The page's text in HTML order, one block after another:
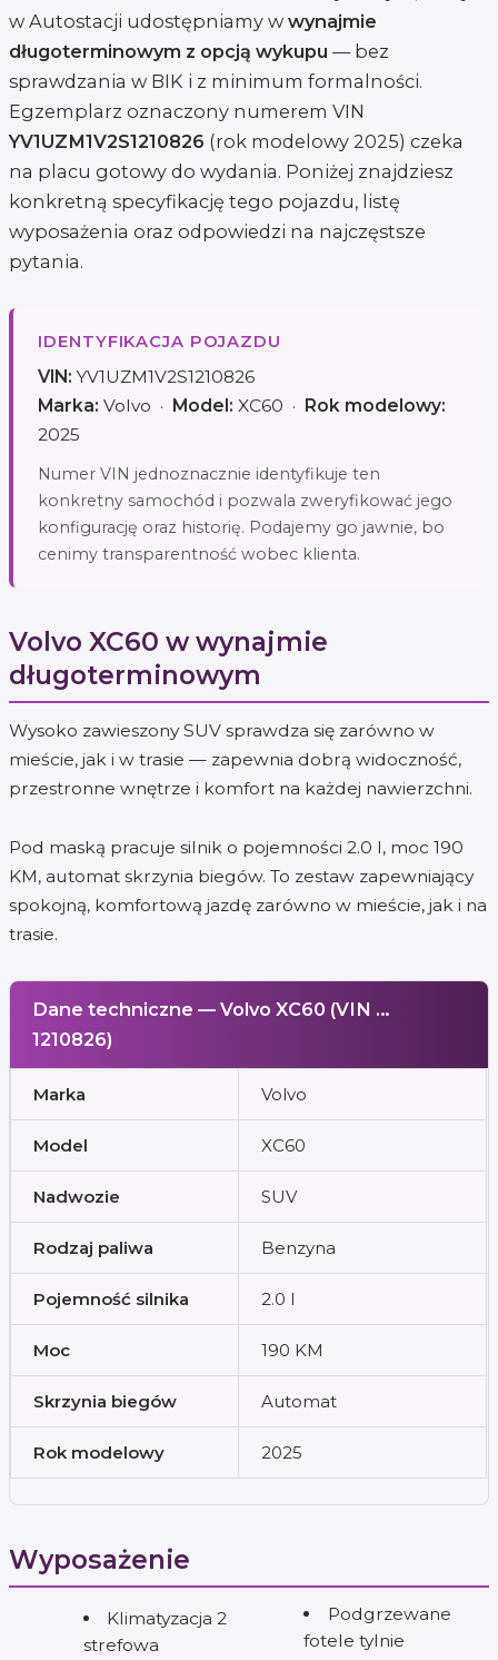
w Autostacji udostępniamy wwynajmie
długoterminowym z opcją wykupu — bez
sprawdzania w BIK i z minimum formalności.
Egzemplarz oznaczony numerem VIN
YV1UZM1V2S1210826 (rok modelowy 2025) czeka
na placu gotowy do wydania. Poniżej znajdziesz
konkretną specyfikację tego pojazdu, listę
wyposażenia oraz odpowiedzi na najczęstsze
pytania.
IDENTYFIKACJA POJAZDU
VIN: YV1UZM1V2S1210826
Marka: Volvo · Model: XC60 ·
Rok modelowy:
2025
Numer VIN jednoznacznie identyfikuje ten
konkretny samochód i pozwala zweryfikować jego
konfigurację oraz historię. Podajemy go jawnie, bo
cenimy transparentność wobec klienta.
Volvo XC60 w wynajmie
długoterminowym
Wysoko zawieszony SUV sprawdza się zarówno w
mieście, jak i w trasie — zapewnia dobrą widoczność,
przestronne wnętrze i komfort na każdej nawierzchni.
Pod maską pracuje silnik o pojemności 2.0 l, moc 190
KM, automat skrzynia biegów. To zestaw zapewniający
spokojną, komfortową jazdę zarówno w mieście, jak i na
trasie.
Dane techniczne — Volvo XC60 (VIN …
1210826)
Marka Volvo
Model XC60
Nadwozie SUV
Rodzaj paliwa Benzyna
Pojemność silnika 2.0 l
Moc 190 KM
Skrzynia biegów Automat
Rok modelowy 2025
Wyposażenie
Klimatyzacja 2
strefowa
Podgrzewane
fotele tylnie